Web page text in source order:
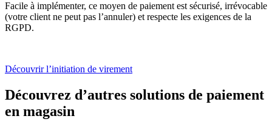
Facile à implémenter, ce moyen de paiement est sécurisé, irrévocable
(votre client ne peut pas l’annuler) et respecte les exigences de la
RGPD.
Découvrir l’initiation de virement
Découvrez d’autres solutions de paiement
en magasin